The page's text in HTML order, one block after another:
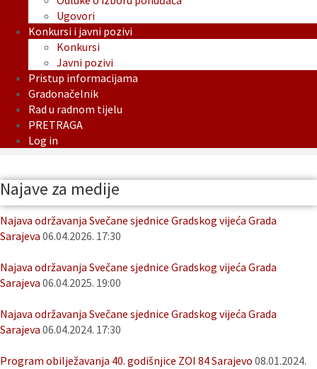
Ugovori
Konkursi i javni pozivi
Konkursi
Javni pozivi
Pristup informacijama
Gradonačelnik
Rad u radnom tijelu
PRETRAGA
Log in
Najave za medije
Najava održavanja Svečane sjednice Gradskog vijeća Grada
Sarajeva 06.04.2026. 17:30
Najava održavanja Svečane sjednice Gradskog vijeća Grada
Sarajeva 06.04.2025. 19:00
Najava održavanja Svečane sjednice Gradskog vijeća Grada
Sarajeva 06.04.2024. 17:30
Program obilježavanja 40. godišnjice ZOI 84 Sarajevo 08.01.2024.